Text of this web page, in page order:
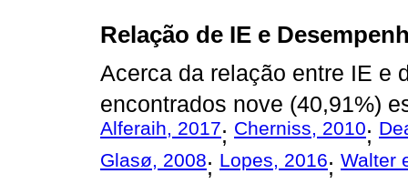
Relação de IE e
Acerca da relação entre IE e
encontrados nove (40,91%)
Alferaih, 2017; Cherniss, 2010;
Glasø, 2008; Lopes, 2016; Walter